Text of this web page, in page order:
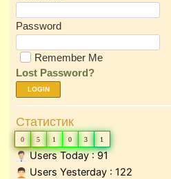
Password
Remember Me
Lost Password?
LOGIN
Статистик
0 5 1 0 3 1
Users Today : 91
Users Yesterday : 122